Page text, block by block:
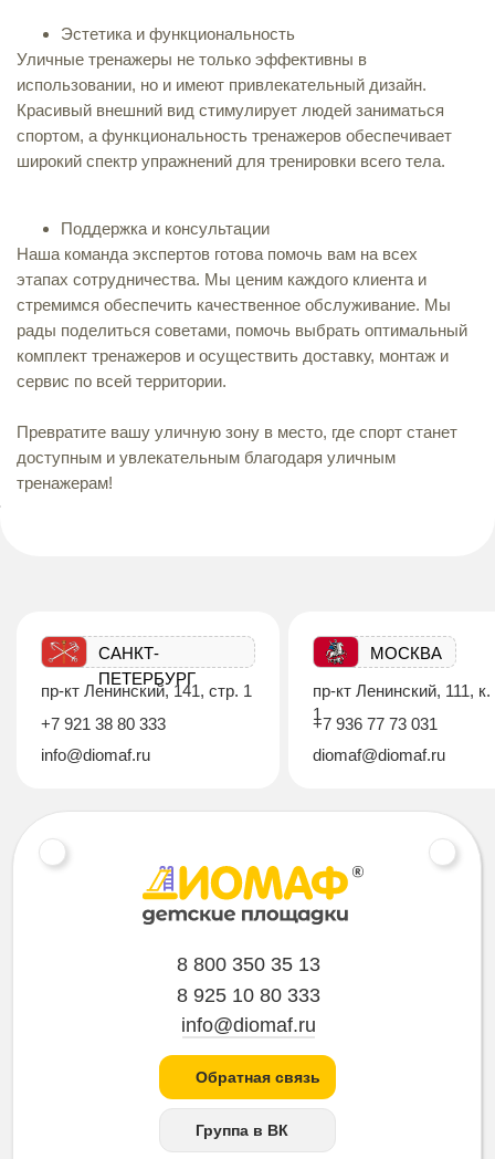
Эстетика и функциональность
Уличные тренажеры не только эффективны в
использовании, но и имеют привлекательный дизайн.
Красивый внешний вид стимулирует людей заниматься
спортом, а функциональность тренажеров обеспечивает
широкий спектр упражнений для тренировки всего тела.
Поддержка и консультации
Наша команда экспертов готова помочь вам на всех
этапах сотрудничества. Мы ценим каждого клиента и
стремимся обеспечить качественное обслуживание. Мы
рады поделиться советами, помочь выбрать оптимальный
комплект тренажеров и осуществить доставку, монтаж и
сервис по всей территории.
Превратите вашу уличную зону в место, где спорт станет
доступным и увлекательным благодаря уличным
тренажерам!
САНКТ-
ПЕТЕРБУРГ
пр-кт Ленинский, 141, стр. 1
+7 921 38 80 333
info@diomaf.ru
МОСКВА
пр-кт Ленинский, 111, к.
1
+7 936 77 73 031
diomaf@diomaf.ru
8 800 350 35 13
8 925 10 80 333
info@diomaf.ru
Обратная связь
Группа в ВК